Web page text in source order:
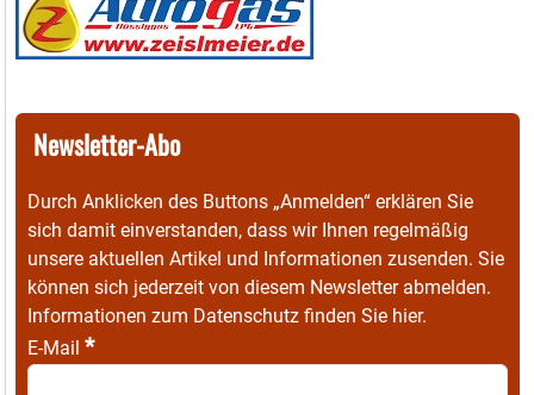
Newsletter-Abo
Durch Anklicken des Buttons „Anmelden“ erklären Sie
sich damit einverstanden, dass wir Ihnen regelmäßig
unsere aktuellen Artikel und Informationen zusenden. Sie
können sich jederzeit von diesem Newsletter abmelden.
Informationen zum Datenschutz finden Sie hier.
E-Mail *